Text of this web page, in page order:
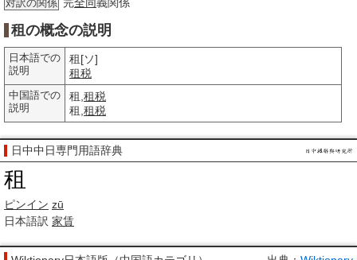
対訳の関係
租の概念の説明
日本語での
説明
租[ソ]
租税
中国語での
説明
租, 租税
租, 租税
日中中日専門用語辞典
租
ピンイン zū
日本語訳 家賃